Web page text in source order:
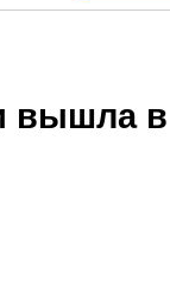
вышла